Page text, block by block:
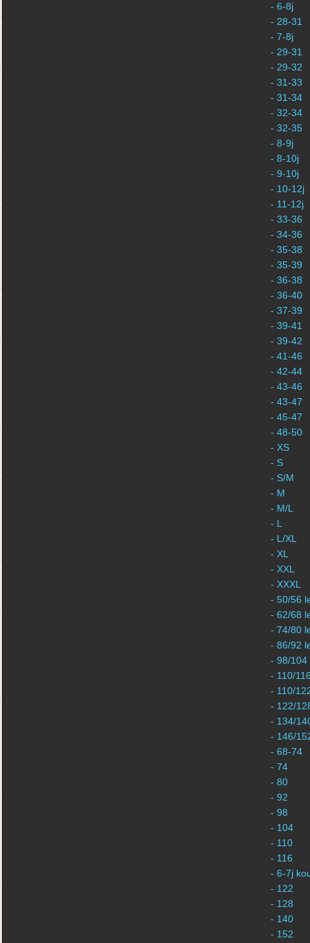
- 6-8j
- 28-31
- 7-8j
- 29-31
- 29-32
- 31-33
- 31-34
- 32-34
- 32-35
- 8-9j
- 8-10j
- 9-10j
- 10-12j
- 11-12j
- 33-36
- 34-36
- 35-38
- 35-39
- 36-38
- 36-40
- 37-39
- 39-41
- 39-42
- 41-46
- 42-44
- 43-46
- 43-47
- 45-47
- 48-50
- XS
- S
- S/M
- M
- M/L
- L
- L/XL
- XL
- XXL
- XXXL
- 50/56
- 62/68
- 74/80
- 86/92
- 98/104
- 110/
- 110/
- 122/
- 134/
- 146/
- 68-74
- 74
- 80
- 92
- 98
- 104
- 110
- 116
- 6-7j
- 122
- 128
- 140
- 152